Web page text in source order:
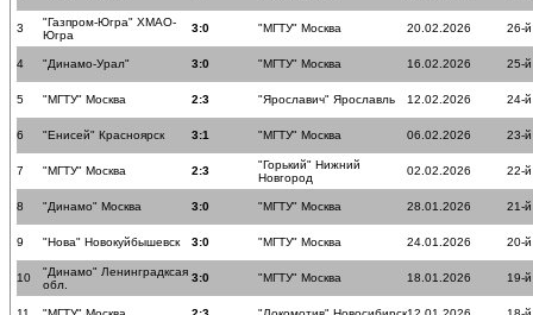
3
"Газпром-Югра" ХМАО-
Югра
3:0 "МГТУ" Москва 20.02.2026 26-й
4 "Динамо-Урал" 3:0 "МГТУ" Москва 16.02.2026 25-й
5 "МГТУ" Москва 2:3 "Ярославич" Ярославль 12.02.2026 24-й
6 "Енисей" Красноярск 3:1 "МГТУ" Москва 06.02.2026 23-й
7 "МГТУ" Москва 2:3
"Горький" Нижний
Новгород
02.02.2026 22-й
8 "Динамо" Москва 3:0 "МГТУ" Москва 28.01.2026 21-й
9 "Нова" Новокуйбышевск 3:0 "МГТУ" Москва 24.01.2026 20-й
10
"Динамо" Ленинградксая
обл.
3:0 "МГТУ" Москва 18.01.2026 19-